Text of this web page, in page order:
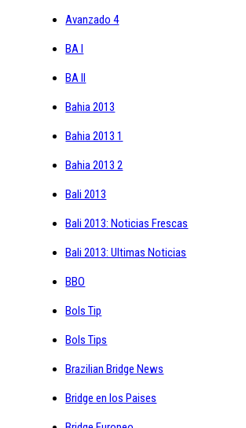
Avanzado 4
BA I
BA II
Bahia 2013
Bahia 2013 1
Bahia 2013 2
Bali 2013
Bali 2013: Noticias Frescas
Bali 2013: Ultimas Noticias
BBO
Bols Tip
Bols Tips
Brazilian Bridge News
Bridge en los Paises